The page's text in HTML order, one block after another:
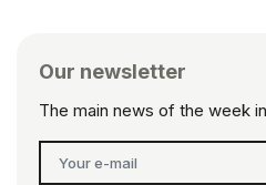
Our newsletter
The main news of the week